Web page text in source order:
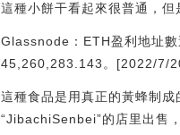
這種小餅干看起來很普通，但
Glassnode：ETH盈利地址
45,260,283.143。[2022/7/
這種食品是用真正的黃蜂制
“JibachiSenbei”的店里出售